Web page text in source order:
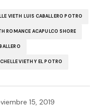
VIETH LUIS CABALLERO POTRO
ROMANCE ACAPULCO SHORE
VIETH Y EL POTRO
15, 2019